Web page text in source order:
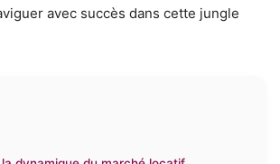
avec succès dans cette jungle